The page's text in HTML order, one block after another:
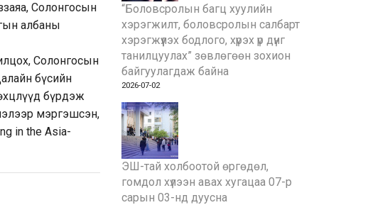
Солонгосын
албаны
Солонгосын
бүсийн
бүрдэж
мэргэшсэн,
in the Asia-
“Боловсролын багц хуулийн
хэрэгжилт, боловсролын салбарт
хэрэгжүүлэх бодлого, хүрэх үр дүнг
танилцуулах” зөвлөгөөн зохион
байгуулагдаж байна
2026-07-02
ЭШ-тай холбоотой өргөдөл,
гомдол хүлээн авах хугацаа 07-р
сарын 03-нд дуусна